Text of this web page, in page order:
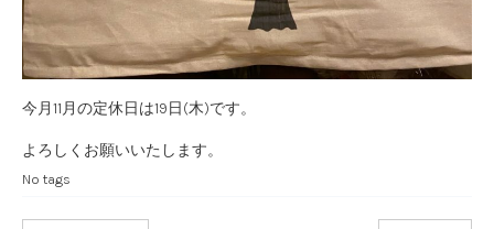
今月11月の定休日は19日(木)です。
よろしくお願いいたします。
No tags